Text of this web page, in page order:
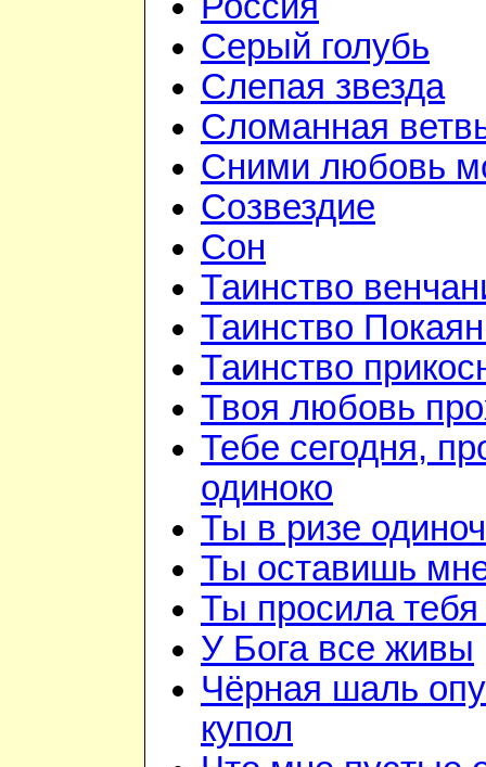
Серый голубь
Слепая звезда
Сломанная
Сними любовь
Созвездие
Сон
Таинство
Таинство
Таинство
Твоя любовь
Тебе сегодня,
одиноко
Ты в ризе
Ты оставишь
Ты просила
У Бога все живы
Чёрная шаль
купол